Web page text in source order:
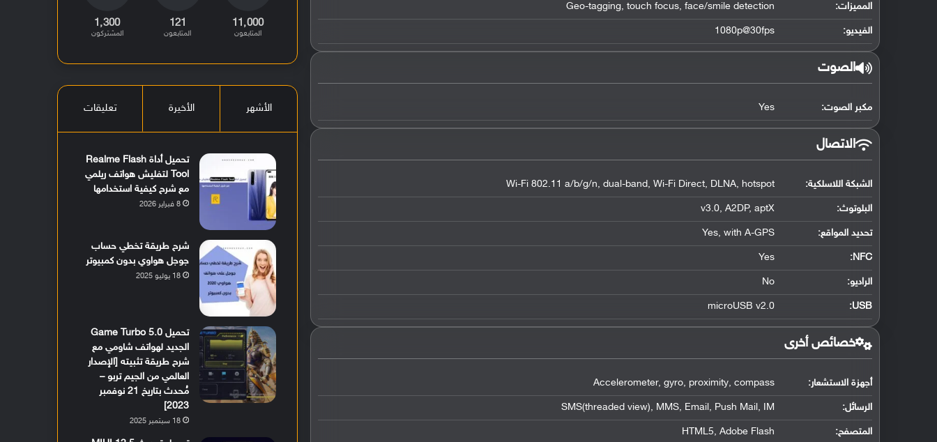
المميزات: Geo-tagging, touch focus, face/smile detection
الفيديو: 1080p@30fps
الصوت
مكبر الصوت: Yes
الاتصال
الشبكة اللاسلكية: Wi-Fi 802.11 a/b/g/n, dual-band, Wi-Fi Direct, DLNA, hotspot
البلوتوث:
v3.0, A2DP, aptX
تحديد المواقع:
Yes, with A-GPS
NFC
:
Yes
الراديو: No
USB
:
microUSB v2.0
خصائص أخرى
أجهزة الاستشعار: Accelerometer, gyro, proximity, compass
الرسائل: SMS(threaded view), MMS, Email, Push Mail, IM
المتصفح: HTML5, Adobe Flash
11٬000
المتابعون
121
المتابعون
1٬300
المشتركون
الأشهر الأخيرة تعليقات
تحميل أداة Realme Flash
Tool لتفليش هواتف ريلمي
مع شرح كيفية استخدامها
8 فبراير 2026
شرح طريقة تخطي حساب
جوجل هواوي بدون كمبيوتر
18 يوليو 2025
تحميل Game Turbo 5.0
الجديد لهواتف شاومي مع
شرح طريقة تثبيته [الإصدار
العالمي من الجيم تربو –
مُحدث بتاريخ 21 نوفمبر
2023]
18 سبتمبر 2025